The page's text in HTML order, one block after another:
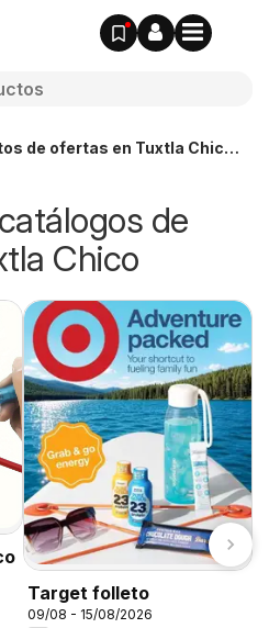
de ofertas en Tuxtla Chico
de
Chico
Target folleto
09/08 - 15/08/2026